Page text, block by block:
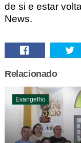
de si e estar
News.
Relacionado
Evangelho